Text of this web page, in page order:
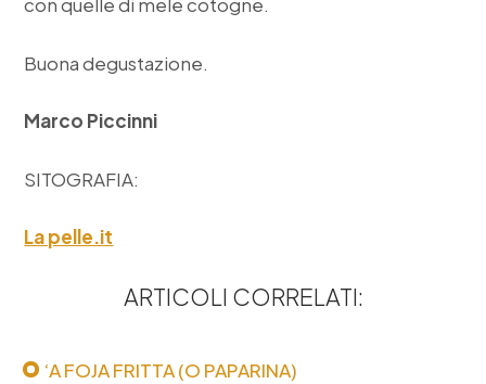
con quelle di mele cotogne.
Buona degustazione.
Marco Piccinni
SITOGRAFIA:
La pelle.it
ARTICOLI CORRELATI:
‘A FOJA FRITTA (O PAPARINA)